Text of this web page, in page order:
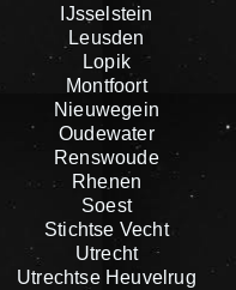
IJsselstein
Leusden
Lopik
Montfoort
Nieuwegein
Oudewater
Renswoude
Rhenen
Soest
Stichtse Vecht
Utrecht
Utrechtse Heuvelrug